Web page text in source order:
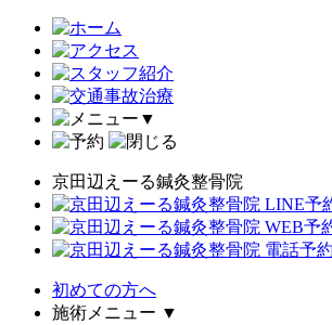
▼
京田辺えーる鍼灸整骨院
初めての方へ
施術メニュー ▼